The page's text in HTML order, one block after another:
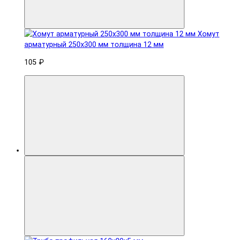
Хомут
арматурный 250x300 мм толщина 12 мм
105 ₽